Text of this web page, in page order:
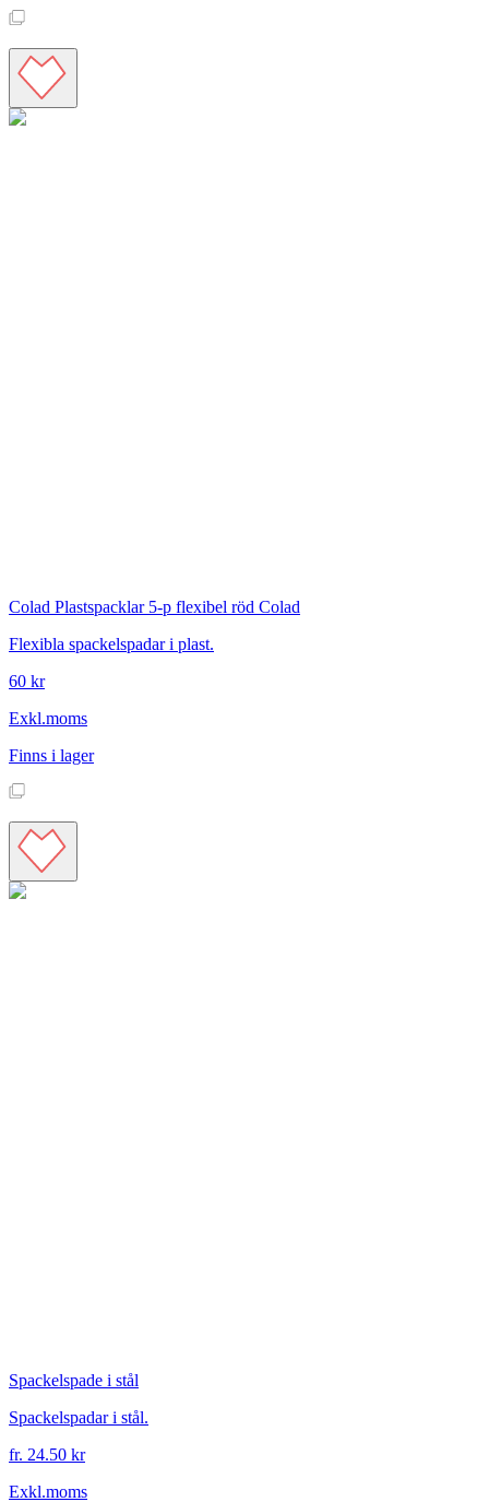
Colad Plastspacklar 5-p flexibel röd Colad
Flexibla spackelspadar i plast.
60 kr
Exkl.moms
Finns i lager
Spackelspade i stål
Spackelspadar i stål.
fr. 24.50 kr
Exkl.moms